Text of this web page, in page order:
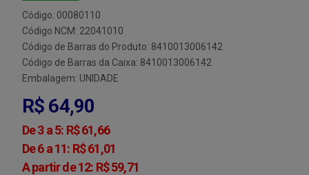
Código: 00080110
Código NCM: 22041010
Código de Barras do Produto: 8410013006142
Código de Barras da Caixa: 8410013006142
Embalagem: UNIDADE
R$ 64,90
De 3 a 5: R$ 61,66
De 6 a 11: R$ 61,01
A partir de 12: R$ 59,71